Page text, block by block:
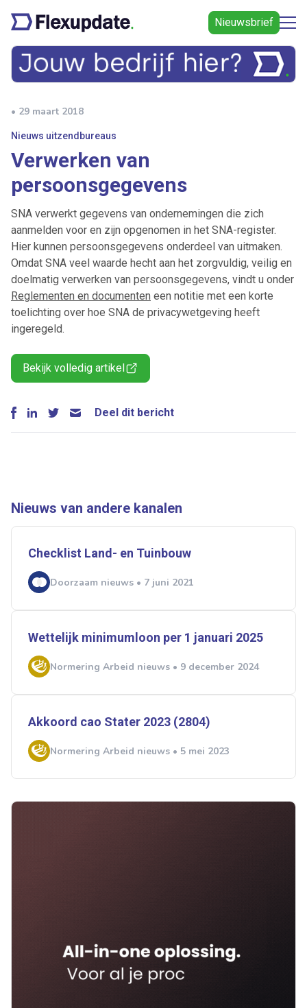
Nieuwsbrief
• 29 maart 2018
Nieuws uitzendbureaus
Verwerken van
persoonsgegevens
SNA verwerkt gegevens van ondernemingen die zich
aanmelden voor en zijn opgenomen in het SNA-register.
Hier kunnen persoonsgegevens onderdeel van uitmaken.
Omdat SNA veel waarde hecht aan het zorgvuldig, veilig en
doelmatig verwerken van persoonsgegevens, vindt u onder
Reglementen en documenten een notitie met een korte
toelichting over hoe SNA de privacywetgeving heeft
ingeregeld.
Bekijk volledig artikel
Deel dit bericht
Nieuws van andere kanalen
Checklist Land- en Tuinbouw
Doorzaam nieuws • 7 juni 2021
Wettelijk minimumloon per 1 januari 2025
Normering Arbeid nieuws • 9 december 2024
Akkoord cao Stater 2023 (2804)
Normering Arbeid nieuws • 5 mei 2023
Bureau Cicero
Doorzaam
Flexmarkt Flexnieuws